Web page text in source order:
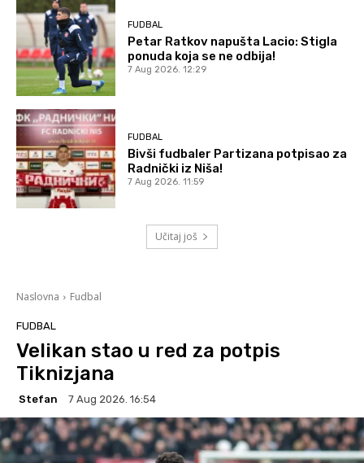
FUDBAL
Petar Ratkov napušta Lacio: Stigla
ponuda koja se ne odbija!
7 Aug 2026. 12:29
FUDBAL
Bivši fudbaler Partizana potpisao za
Radnički iz Niša!
7 Aug 2026. 11:59
Učitaj još